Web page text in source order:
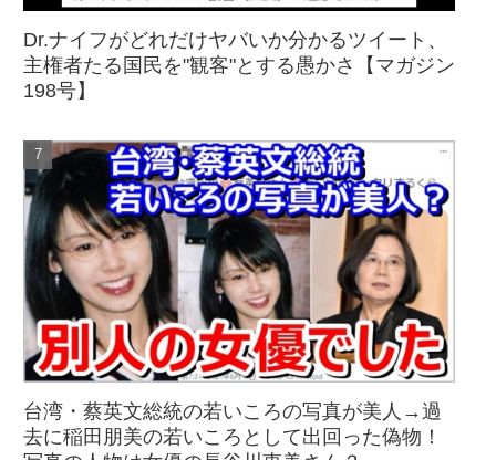
Dr.ナイフがどれだけヤバいか分かるツイート、
主権者たる国民を"観客"とする愚かさ【マガジン
198号】
台湾・蔡英文総統の若いころの写真が美人→過
去に稲田朋美の若いころとして出回った偽物！